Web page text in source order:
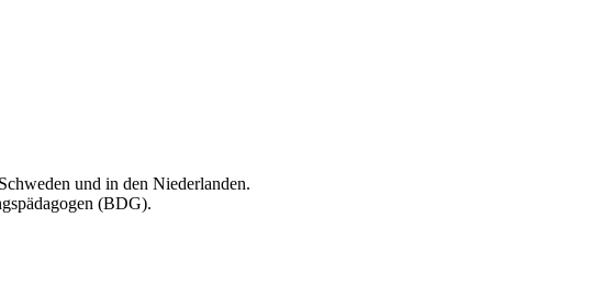
und in den Niederlanden.
(BDG).